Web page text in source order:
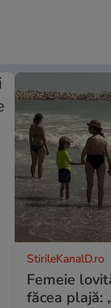
StirileKanalD.ro
Femeie
făcea plajă: